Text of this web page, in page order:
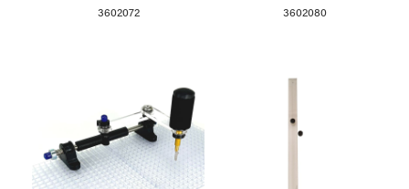
3602072 3602080